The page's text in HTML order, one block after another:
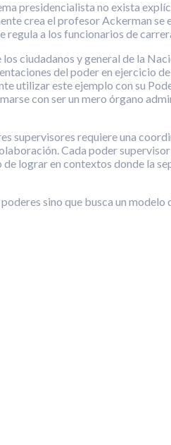
presidencialista no exista
crea el profesor Ackerman se
a los funcionarios de
ciudadanos y general de la
del poder en ejercicio de
utilizar este ejemplo con su
con ser un mero órgano
supervisores requiere una
Cada poder
lograr en contextos donde la
sino que busca un modelo